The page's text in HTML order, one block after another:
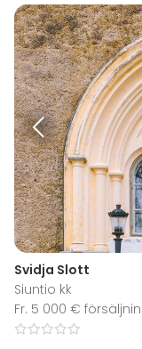
Svidja Slott
Siuntio kk
Fr. 5 000 €